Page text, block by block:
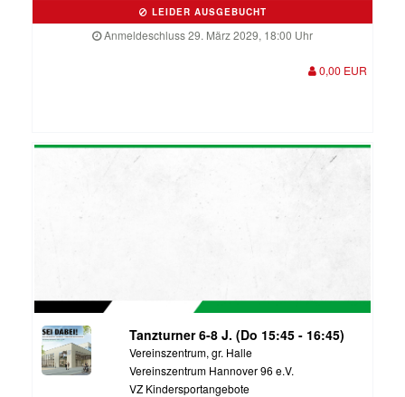
LEIDER AUSGEBUCHT
Anmeldeschluss 29. März 2029, 18:00 Uhr
0,00 EUR
Tanzturner 6-8 J. (Do 15:45 - 16:45)
Vereinszentrum, gr. Halle
Vereinszentrum Hannover 96 e.V.
VZ Kindersportangebote